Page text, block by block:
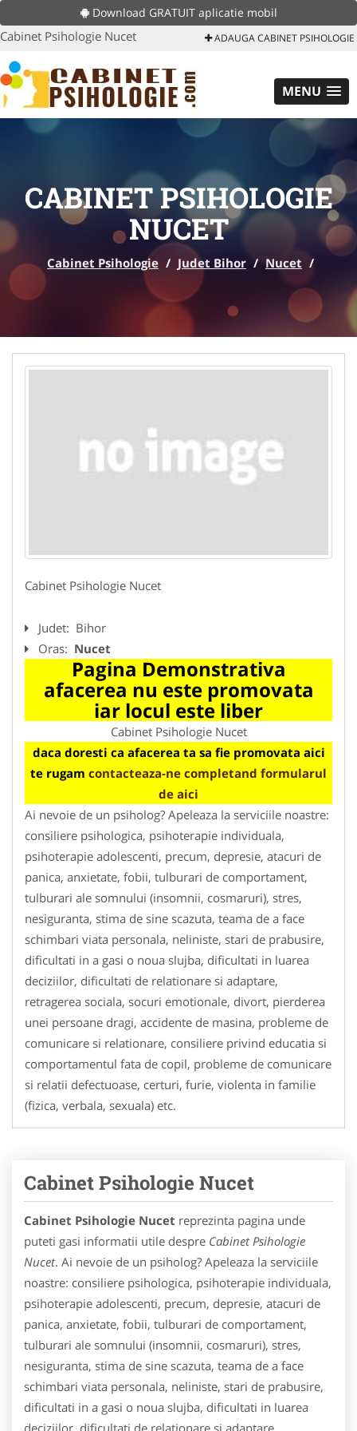
Download GRATUIT aplicatie mobil
Cabinet Psihologie Nucet ADAUGA CABINET PSIHOLOGIE
MENU
CABINET PSIHOLOGIE
NUCET
Cabinet Psihologie / Judet Bihor / Nucet /
Cabinet Psihologie Nucet
Judet: Bihor
Oras: Nucet
Pagina Demonstrativa
afacerea nu este promovata
iar locul este liber
Cabinet Psihologie Nucet
daca doresti ca afacerea ta sa fie promovata aici
te rugam contacteaza-ne completand formularul
de aici
Ai nevoie de un psiholog? Apeleaza la serviciile noastre:
consiliere psihologica, psihoterapie individuala,
psihoterapie adolescenti, precum, depresie, atacuri de
panica, anxietate, fobii, tulburari de comportament,
tulburari ale somnului (insomnii, cosmaruri), stres,
nesiguranta, stima de sine scazuta, teama de a face
schimbari viata personala, neliniste, stari de prabusire,
dificultati in a gasi o noua slujba, dificultati in luarea
deciziilor, dificultati de relationare si adaptare,
retragerea sociala, socuri emotionale, divort, pierderea
unei persoane dragi, accidente de masina, probleme de
comunicare si relationare, consiliere privind educatia si
comportamentul fata de copil, probleme de comunicare
si relatii defectuoase, certuri, furie, violenta in familie
(fizica, verbala, sexuala) etc.
Cabinet Psihologie Nucet
Cabinet Psihologie Nucet reprezinta pagina unde
puteti gasi informatii utile despre Cabinet Psihologie
Nucet. Ai nevoie de un psiholog? Apeleaza la serviciile
noastre: consiliere psihologica, psihoterapie individuala,
psihoterapie adolescenti, precum, depresie, atacuri de
panica, anxietate, fobii, tulburari de comportament,
tulburari ale somnului (insomnii, cosmaruri), stres,
nesiguranta, stima de sine scazuta, teama de a face
schimbari viata personala, neliniste, stari de prabusire,
dificultati in a gasi o noua slujba, dificultati in luarea
deciziilor, dificultati de relationare si adaptare,